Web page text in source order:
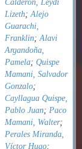
Calderón, Leydi
Lizeth;Alejo
Guarachi,
Franklin;Alavi
Argandoña,
Pamela; Quispe
Mamani, Salvador
Gonzalo;
Cayllagua Quispe,
Pablo Juan; Paco
Mamani, Walter;
Perales Miranda,
Víctor Hugo;